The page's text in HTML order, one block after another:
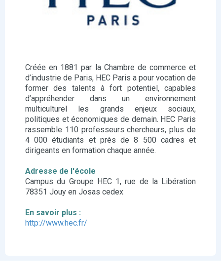
Créée en 1881 par la Chambre de commerce et
d’industrie de Paris, HEC Paris a pour vocation de
former des talents à fort potentiel, capables
d’appréhender dans un environnement
multiculturel les grands enjeux sociaux,
politiques et économiques de demain. HEC Paris
rassemble 110 professeurs chercheurs, plus de
4 000 étudiants et près de 8 500 cadres et
dirigeants en formation chaque année.
Adresse de l'école
Campus du Groupe HEC 1, rue de la Libération
78351 Jouy en Josas cedex
En savoir plus :
http://www.hec.fr/